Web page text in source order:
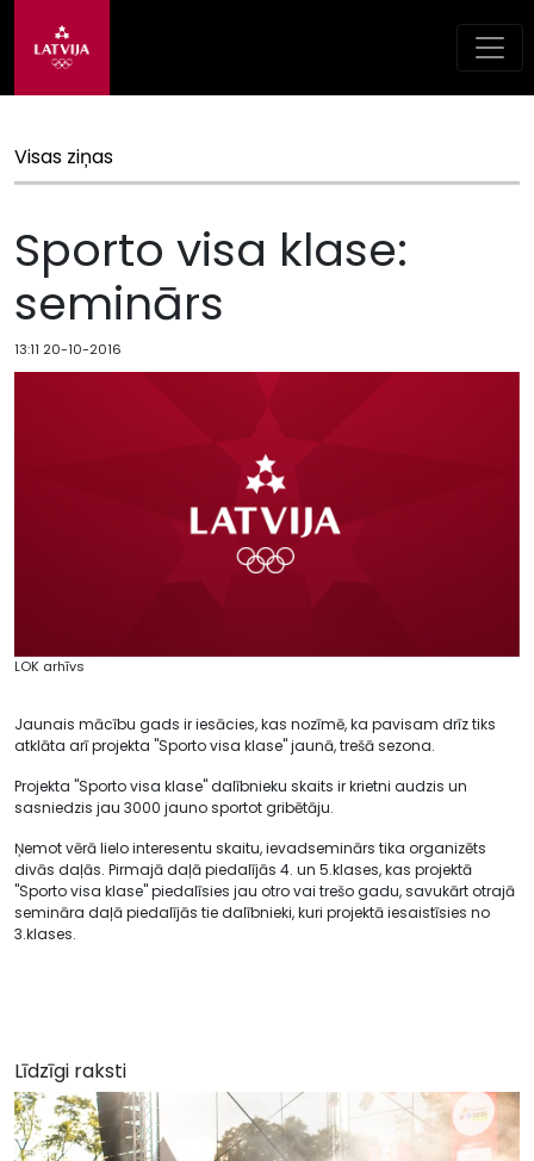
Visas ziņas
Sporto visa klase:
seminārs
13:11 20-10-2016
LOK arhīvs
Jaunais mācību gads ir iesācies, kas nozīmē, ka pavisam drīz tiks
atklāta arī projekta "Sporto visa klase" jaunā, trešā sezona.
Projekta "Sporto visa klase" dalībnieku skaits ir krietni audzis un
sasniedzis jau 3000 jauno sportot gribētāju.
Ņemot vērā lielo interesentu skaitu, ievadseminārs tika organizēts
divās daļās. Pirmajā daļā piedalījās 4. un 5.klases, kas projektā
"Sporto visa klase" piedalīsies jau otro vai trešo gadu, savukārt otrajā
semināra daļā piedalījās tie dalībnieki, kuri projektā iesaistīsies no
3.klases.
Līdzīgi raksti